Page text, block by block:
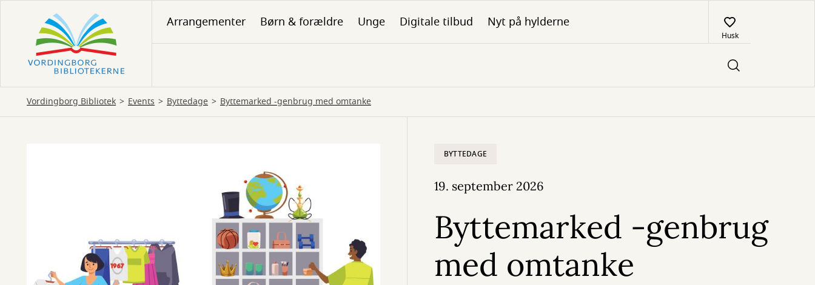
hovedindhold
Arrangementer Børn & forældre Unge Digitale tilbud Nyt på hylderne
Husk
Vordingborg Bibliotek Events Byttedage Byttemarked -genbrug med omtanke
BYTTEDAGE
19. september 2026
Byttemarked -genbrug
med omtanke